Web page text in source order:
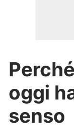
oggi
senso